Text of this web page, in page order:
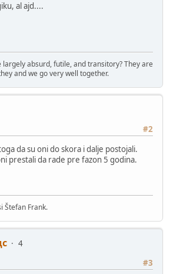
al ajd....
absurd, futile, and transitory? They are
and we go very well together.
#2
da su oni do skora i dalje postojali.
prestali da rade pre fazon 5 godina.
Štefan Frank.
4
#3